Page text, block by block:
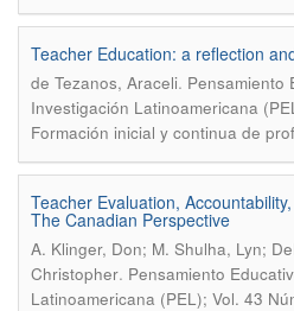
Teacher Education: a reflection
de Tezanos, Araceli. Pensamiento
Investigación Latinoamericana
Formación inicial y continua de
Teacher Evaluation,
The Canadian Perspective
A. Klinger, Don; M. Shulha, Lyn;
Christopher. Pensamiento
Latinoamericana (PEL); Vol. 43